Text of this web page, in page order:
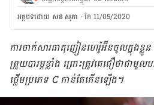
អត្ថបទ​ដោយ សន សុភា ·កែ 11/05/2020
ការ​ចាក់​សារធាតុ​ញៀន​ហេរ៉ូអ៊ីន​ចូល​ក្នុង​ខ្លួ
ព្រួយ​បារម្ភ​ខ្លាំង ព្រោះ​ត្រូវ​គេ​ជឿថាជា​មូ
ថ្លើម​ប្រភេទ C កាន់​តែ​កើន​ឡើង។